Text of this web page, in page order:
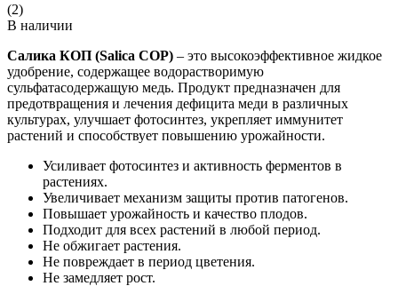
(2)
В наличии
Салика КОП (Salica COP) – это высокоэффективное жидкое
удобрение, содержащее водорастворимую
сульфатасодержащую медь. Продукт предназначен для
предотвращения и лечения дефицита меди в различных
культурах, улучшает фотосинтез, укрепляет иммунитет
растений и способствует повышению урожайности.
Усиливает фотосинтез и активность ферментов в
растениях.
Увеличивает механизм защиты против патогенов.
Повышает урожайность и качество плодов.
Подходит для всех растений в любой период.
Не обжигает растения.
Не повреждает в период цветения.
Не замедляет рост.